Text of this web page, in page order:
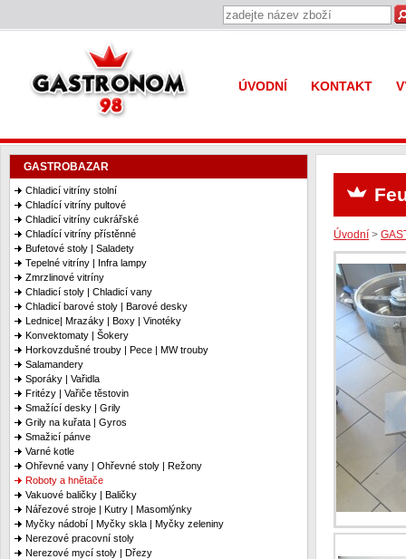
ÚVODNÍ KONTAKT
GASTROBAZAR
Chladicí vitríny stolní
Chladící vitríny pultové
Chladicí vitríny cukrářské
Chladící vitríny přístěnné
Bufetové stoly | Saladety
Tepelné vitríny | Infra lampy
Zmrzlinové vitríny
Chladicí stoly | Chladicí vany
Chladicí barové stoly | Barové desky
Lednice| Mrazáky | Boxy | Vinotéky
Konvektomaty | Šokery
Horkovzdušné trouby | Pece | MW trouby
Salamandery
Sporáky | Vařidla
Fritézy | Vařiče těstovin
Smažící desky | Grily
Grily na kuřata | Gyros
Smažicí pánve
Varné kotle
Ohřevné vany | Ohřevné stoly | Režony
Roboty a hnětače
Vakuové baličky | Baličky
Nářezové stroje | Kutry | Masomlýnky
Myčky nádobí | Myčky skla | Myčky zeleniny
Nerezové pracovní stoly
Nerezové mycí stoly | Dřezy
Úvodní >